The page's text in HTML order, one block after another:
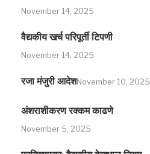
November 14, 2025
वैद्यकीय खर्च परिपूर्ती टिपणी
November 14, 2025
रजा मंजुरी आदेशNovember 10, 2025
अंशराशीकरण रक्कम काढणे
November 5, 2025